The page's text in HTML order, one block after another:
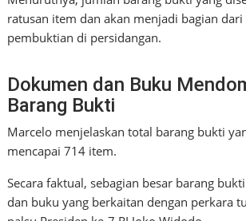
ratusan item dan akan menjadi bagian dari
pembuktian di persidangan.
Dokumen dan Buku
Barang Bukti
Marcelo menjelaskan total barang bukti
mencapai 714 item.
Secara faktual, sebagian besar barang
dan buku yang berkaitan dengan perkara